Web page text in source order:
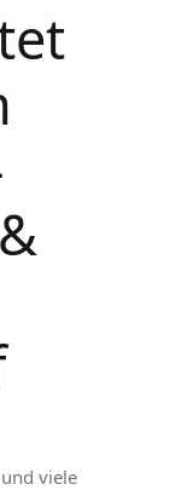
viele